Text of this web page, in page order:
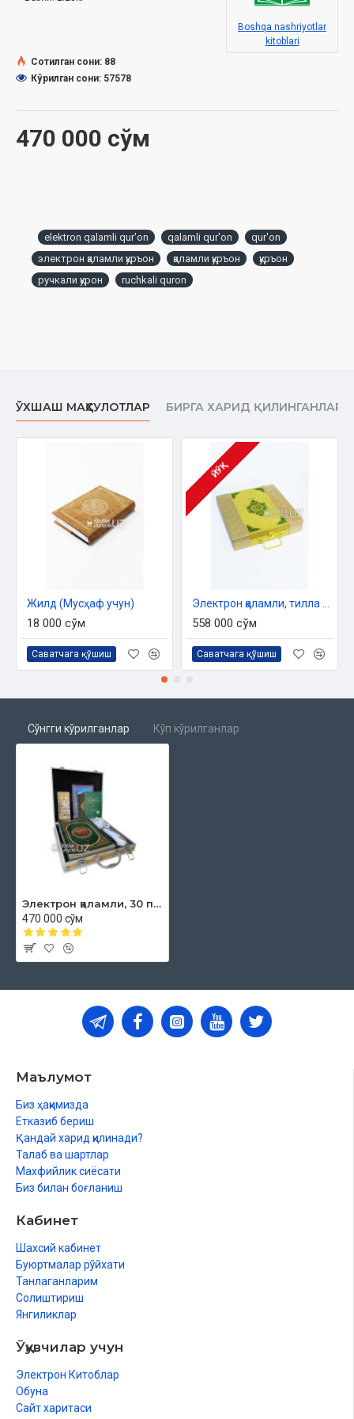
Электрон қаламли Қуръони Карим китобидан фойдаланиш
470 000 сўм
Boshqa nashriyotlar
kitoblari
Сотилган сони: 88
Кўрилган сони: 57578
elektron qalamli qur'on qalamli qur'on
qur'on
электрон қаламли қуръон
қаламли қуръон
қуръон
ручкали қурон
ruchkali quron
ЎХШАШ МАҲСУЛОТЛАР БИРГА ХАРИД ҚИЛИНГАНЛАР
Жилд (Мусҳаф учун)
18 000 сўм
Саватчага қўшиш
ЙЎҚ
558 000 сўм
Саватчага қўшиш
Сўнгги кўрилганлар Кўп кўрилганлар
Электрон қаламли, 30 пораси алоҳида қилинган, тажвидли Қуръони Карим
470 000 сўм
Маълумот
Биз ҳақимизда
Етказиб бериш
Қандай харид қилинади?
Талаб ва шартлар
Махфийлик сиёсати
Биз билан боғланиш
Кабинет
Шахсий кабинет
Буюртмалар рўйхати
Танлаганларим
Солиштириш
Янгиликлар
Ўқувчилар учун
Электрон Китоблар
Обуна
Сайт харитаси